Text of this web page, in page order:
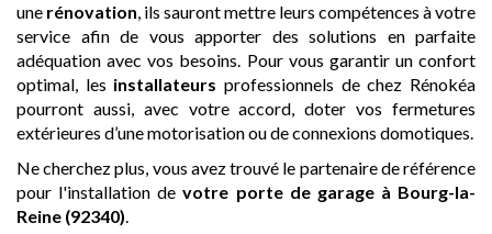
une rénovation, ils sauront mettre leurs compétences à votre
service afin de vous apporter des solutions en parfaite
adéquation avec vos besoins. Pour vous garantir un confort
optimal, les installateurs professionnels de chez Rénokéa
pourront aussi, avec votre accord, doter vos fermetures
extérieures d’une motorisation ou de connexions domotiques.
Ne cherchez plus, vous avez trouvé le partenaire de référence
pour l'installation devotre porte de garage à Bourg-la-
Reine (92340).